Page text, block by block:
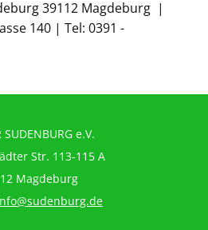
39112 Magdeburg |
140 | Tel: 0391 -
SUDENBURG e.V.
Str. 113-115 A
Magdeburg